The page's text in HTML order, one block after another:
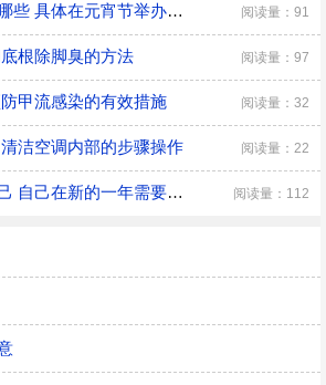
元宵传统民俗活动有哪些 具体在元宵节举办的传统民俗活动 阅读量：91
根除脚臭的方法 阅读量：97
甲流感染的有效措施 阅读量：32
洁空调内部的步骤操作 阅读量：22
新的一年如何提升自己 自己在新的一年需要改变的三大方面 阅读量：112